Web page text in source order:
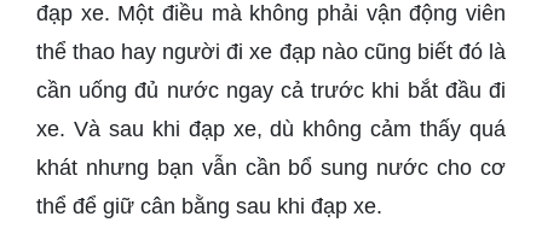
đạp xe. Một điều mà không phải vận động viên
thể thao hay người đi xe đạp nào cũng biết đó là
cần uống đủ nước ngay cả trước khi bắt đầu đi
xe. Và sau khi đạp xe, dù không cảm thấy quá
khát nhưng bạn vẫn cần bổ sung nước cho cơ
thể để giữ cân bằng sau khi đạp xe.